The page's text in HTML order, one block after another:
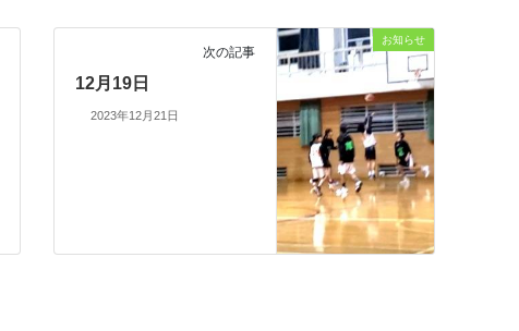
お知らせ
次の記事
12月19日
2023年12月21日